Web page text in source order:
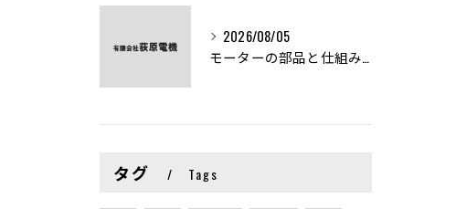
2026/08/05
モーターの部品と仕組みを図解で学ぶ基礎知識まとめ
タグ Tags